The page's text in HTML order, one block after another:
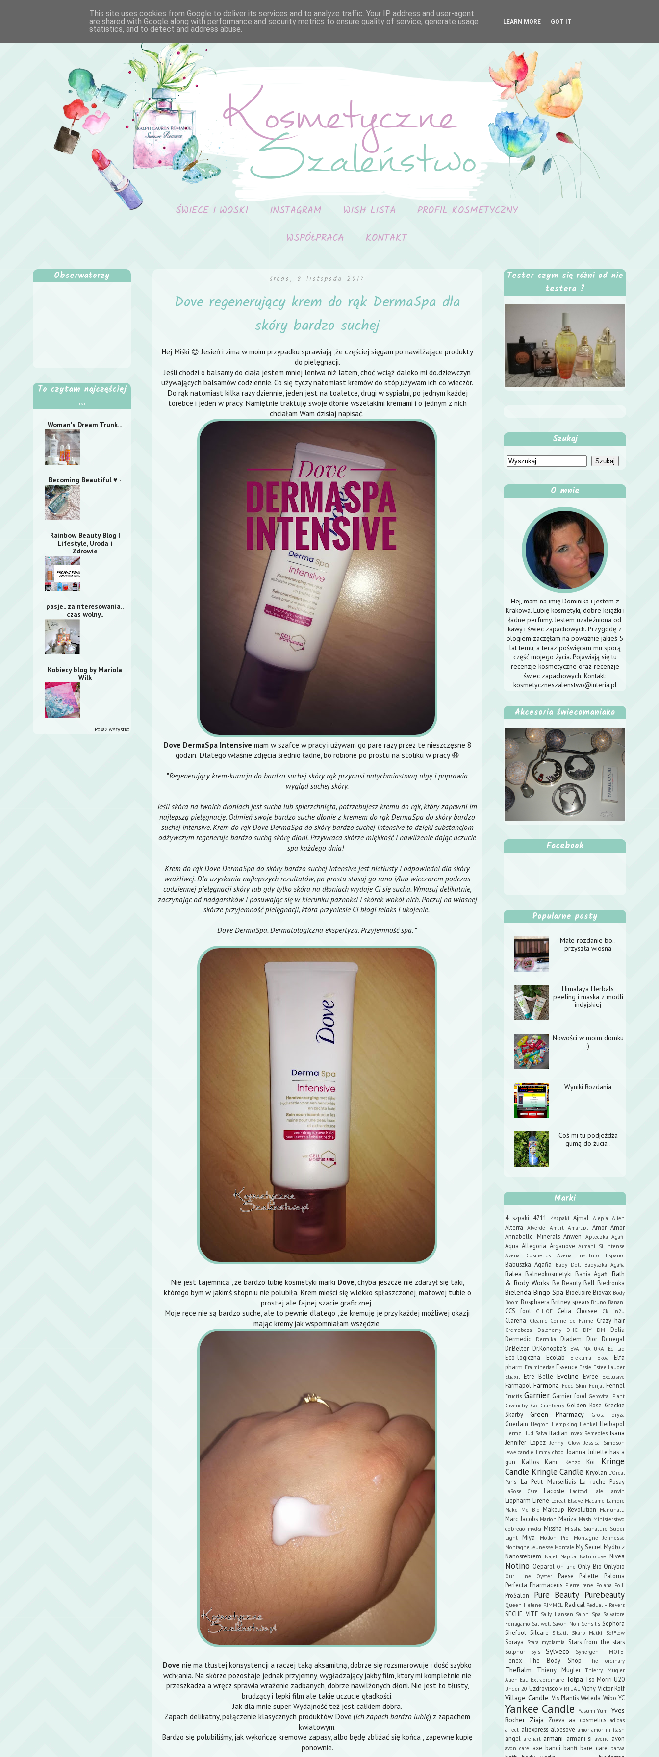
ŚWIECE I WOSKI INSTAGRAM WISH LISTA
PROFIL KOSMETYCZNY
WSPÓŁPRACA
KONTAKT
środa, 8 listopada 2017
Dove regenerujący krem do rąk DermaSpa dla
skóry bardzo suchej
Hej Miśki 😊 Jesień i zima w moim przypadku sprawiają ,że częściej sięgam po nawilżające produkty
do pielęgnacji.
Jeśli chodzi o balsamy do ciała jestem mniej leniwa niż latem, choć wciąż daleko mi do.dziewczyn
używających balsamów codziennie. Co się tyczy natomiast kremów do stóp,używam ich co wieczór.
Do rąk natomiast kilka razy dziennie, jeden jest na toaletce, drugi w sypialni, po jednym każdej
torebce i jeden w pracy. Namiętnie traktuję swoje dłonie wszelakimi kremami i o jednym z nich
chciałam Wam dzisiaj napisać.
Dove DermaSpa Intensive mam w szafce w pracy i używam go parę razy przez te nieszczęsne 8
godzin. Dlatego właśnie zdjęcia średnio ładne, bo robione po prostu na stoliku w pracy 😆
"Regenerujący krem-kuracja do bardzo suchej skóry rąk przynosi natychmiastową ulgę i poprawia
wygląd suchej skóry.
Jeśli skóra na twoich dłoniach jest sucha lub spierzchnięta, potrzebujesz kremu do rąk, który zapewni im
najlepszą pielęgnację. Odmień swoje bardzo suche dłonie z kremem do rąk DermaSpa do skóry bardzo
suchej Intensive. Krem do rąk Dove DermaSpa do skóry bardzo suchej Intensive to dzięki substancjom
odżywczym regeneruje bardzo suchą skórę dłoni. Przywraca skórze miękkość i nawilżenie dając uczucie
spa każdego dnia!
Krem do rąk Dove DermaSpa do skóry bardzo suchej Intensive jest nietłusty i odpowiedni dla skóry
wrażliwej. Dla uzyskania najlepszych rezultatów, po prostu stosuj go rano i/lub wieczorem podczas
codziennej pielęgnacji skóry lub gdy tylko skóra na dłoniach wydaje Ci się sucha. Wmasuj delikatnie,
zaczynając od nadgarstków i posuwając się w kierunku paznokci i skórek wokół nich. Poczuj na własnej
skórze przyjemność pielęgnacji, która przyniesie Ci błogi relaks i ukojenie.
Dove DermaSpa. Dermatologiczna ekspertyza. Przyjemność spa. "
Nie jest tajemnicą , że bardzo lubię kosmetyki marki Dove, chyba jeszcze nie zdarzył się taki,
którego bym w jakimś stopniu nie polubiła. Krem mieści się wlekko spłaszczonej, matowej tubie o
prostej ale fajnej szacie graficznej.
Moje ręce nie są bardzo suche, ale to pewnie dlatego , że kremuję je przy każdej możliwej okazji
mając kremy jak wspomniałam wszędzie.
Dove nie ma tłustej konsystencji a raczej taką aksamitną, dobrze się rozsmarowuje i dość szybko
wchłania. Na skórze pozostaje jednak przyjemny, wygładzający jakby film, który mi kompletnie nie
przeszkadza a wręcz sprawia wrażenie zadbanych, dobrze nawilżonych dłoni. Nie jest to tłusty,
brudzący i lepki film ale takie uczucie gładkości.
Jak dla mnie super. Wydajność też jest całkiem dobra.
Zapach delikatny, połączenie klasycznych produktów Dove (ich zapach bardzo lubię) z zapachem
kwiatowym.
Bardzo się polubiliśmy, jak wykończę kremowe zapasy, albo będę zbliżać się końca , zapewne kupię
ponownie.
Obserwatorzy
To czytam najczęściej
...
Woman's Dream Trunk...
Becoming Beautiful ♥ ·
Rainbow Beauty Blog |
Lifestyle, Uroda i
Zdrowie
pasje.. zainteresowania..
czas wolny..
Kobiecy blog by Mariola
Wilk
Pokaż wszystko
Tester czym się różni od nie
testera ?
Szukaj
O mnie
Hej, mam na imię Dominika i jestem z
Krakowa. Lubię kosmetyki, dobre książki i
ładne perfumy. Jestem uzależniona od
kawy i świec zapachowych. Przygodę z
blogiem zaczęłam na poważnie jakieś 5
lat temu, a teraz poświęcam mu sporą
część mojego życia. Pojawiają się tu
recenzje kosmetyczne oraz recenzje
świec zapachowych. Kontakt:
kosmetyczneszalenstwo@interia.pl
Akcesoria świecomaniaka
Facebook
Popularne posty
Małe rozdanie bo..
przyszła wiosna
Himalaya Herbals
peeling i maska z modli
indyjskiej
Nowości w moim domku
:)
Wyniki Rozdania
Coś mi tu podjeżdża
gumą do żucia..
Marki
4 szpaki 4711 4szpaki Ajmal Alepia Alien
Alterra Alverde Amart Amart.pl
Amor Amor
Annabelle Minerals Anwen Apteczka Agafii
Aqua Allegoria Arganove Armani Si Intense
Avena Cosmetics
Avena Instituto Espanol
Babuszka Agafia Baby Doll Babyszka Agafia
Balea Balneokosmetyki Bania Agafii Bath
& Body Works Be Beauty Bell Biedronka
Bielenda Bingo Spa Bioelixire Biovax Body
Boom Bosphaera Britney spears Bruno Banani
CCS foot CHLOE Celia Choisee Ck in2u
Clarena Cleanic Corine de Farme Crazy hair
Cremobaza D'alchemy DHC DIY DM
Delia
Dermedic
Dermika Diadem Dior
Donegal
Dr.Belter Dr.Konopka's EVA NATURA Ec lab
Eco-logiczna Ecolab Efektima Ekoa
Elfa
pharm Era minerlas Essence Essie Estee Lauder
Etiaxil
Etre Belle Eveline Evree Exclusive
Farmapol Farmona Feed Skin Fenjal Fennel
Fructis Garnier Garnier food Gerovital Plant
Givenchy Go Cranberry Golden Rose Greckie
Skarby
Green Pharmacy Grota bryza
Guerlain Hegron Hempking Henkel Herbapol
Hermz Hud Salva Iladian Invex Remedies Isana
Jennifer Lopez Jenny Glow Jessica Simpson
Jewelcandle Jimmy choo Joanna Juliette has a
gun
Kallos Kanu Kenzo Koi
Kringe
Candle Kringle Candle Kryolan L'Oreal
Paris
La Petit Marseiliais La roche Posay
LaRose Care Lacoste Lactcyd Lale Lanvin
Liqpharm Lirene Loreal Elseve Madame Lambre
Make Me Bio Makeup Revolution Manunatu
Marc Jacobs Marion Mariza Mash Ministerstwo
dobrego mydła Missha Missha Signature Super
Light
Miya Mollon Pro
Montagne Jennesse
Montagne Jeunesse Montale My Secret Mydło z
Nanosrebrem
Najel Nappa Naturolove Nivea
Notino Oeparol On line Only Bio Onlybio
Our Line Oyster Paese Palette
Paloma
Perfecta Pharmaceris Pierre rene Polana Polli
ProSalon Pure Beauty Purebeauty
Queen Helene RIMMEL Radical Redual + Revers
SECHE VITE Sally Hansen Salon Spa Salvatore
Ferragamo Satiwell Savon Noir Sensilis Sephora
Shefoot Silcare Silcatil Skarb Matki So!Flow
Soraya Stara mydlarnia Stars from the stars
Sulphur Syis Sylveco Synergen TIMOTEI
Tenex The Body Shop The ordinary
TheBalm Thierry Mugler
Thierry Mugler
Alien Eau Extraordinaire Tołpa Tso Moriri U20
Under 20 Uzdrovisco VIRTUAL Vichy Victor Rolf
Village Candle Vis Plantis Weleda Wibo YC
Yankee Candle Yasumi Yumi Yves
Rocher Ziaja Zoeva aa cosmetics adidas
affect aliexpress aloesove amor amor in flash
angel arenart armani armani si avene avon
avon care axe bandi banfi bare care barwa
This site uses cookies from Google to deliver its services and to analyze traffic. Your IP address and user-agent
are shared with Google along with performance and security metrics to ensure quality of service, generate usage
statistics, and to detect and address abuse.
LEARN MORE GOT IT